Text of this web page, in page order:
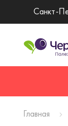
Санкт-
Главная